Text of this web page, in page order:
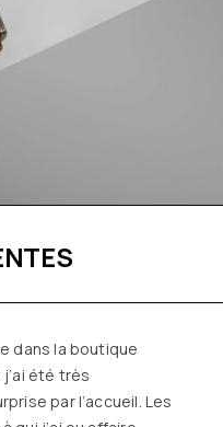
à l’écoute et
vivre
Les
qualité, tendances